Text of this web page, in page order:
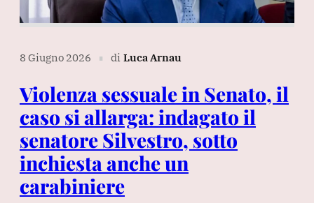
8 Giugno 2026 ∎ di Luca Arnau
Violenza sessuale in Senato, il
caso si allarga: indagato il
senatore Silvestro, sotto
inchiesta anche un
carabiniere